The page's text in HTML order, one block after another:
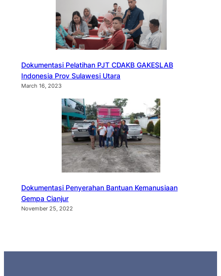
Dokumentasi Pelatihan PJT CDAKB GAKESLAB
Indonesia Prov Sulawesi Utara
March 16, 2023
Dokumentasi Penyerahan Bantuan Kemanusiaan
Gempa Cianjur
November 25, 2022